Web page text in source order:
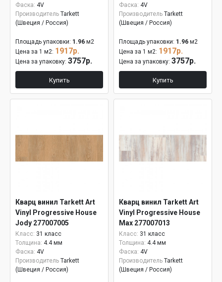
Фаска: 4V
Производитель Tarkett
(Швеция / Россия)
Площадь упаковки: 1.96 м2
Цена за 1 м2: 1917р.
Цена за упаковку: 3757р.
Купить
Фаска: 4V
Производитель Tarkett
(Швеция / Россия)
Площадь упаковки: 1.96 м2
Цена за 1 м2: 1917р.
Цена за упаковку: 3757р.
Купить
Кварц винил Tarkett Art
Vinyl Progressive House
Jody 277007005
Класс: 31 класс
Толщина: 4.4 мм
Фаска: 4V
Производитель Tarkett
(Швеция / Россия)
Кварц винил Tarkett Art
Vinyl Progressive House
Max 277007013
Класс: 31 класс
Толщина: 4.4 мм
Фаска: 4V
Производитель Tarkett
(Швеция / Россия)